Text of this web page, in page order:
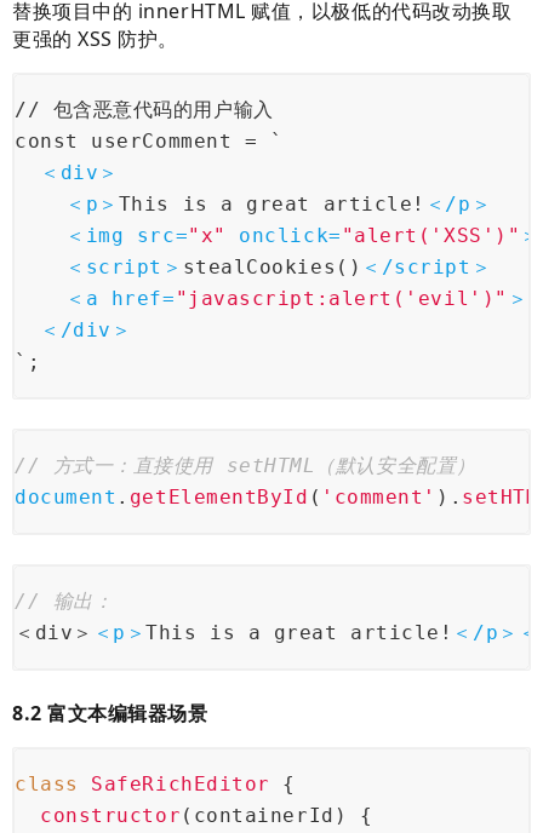
替换项目中的 innerHTML 赋值，以极低的代码改动换取
更强的 XSS 防护。
// 包含恶意代码的用户输入
const userComment = `
＜ div ＞
＜ p ＞ This is a great article! ＜/p ＞
＜ img src="x" onclick= "alert('XSS')" ＞
＜ script ＞ stealCookies() ＜/script ＞
＜ a href= "javascript:alert('evil')" ＞
＜/div ＞
`;
// 方式一：直接使用 setHTML（默认安全配置）
document . getElementById ( 'comment' ).
// 输出：
＜div＞ ＜ p ＞This is a great article! ＜/p ＞＜
8.2 富文本编辑器场景
class SafeRichEditor
{
constructor ( containerId ) {